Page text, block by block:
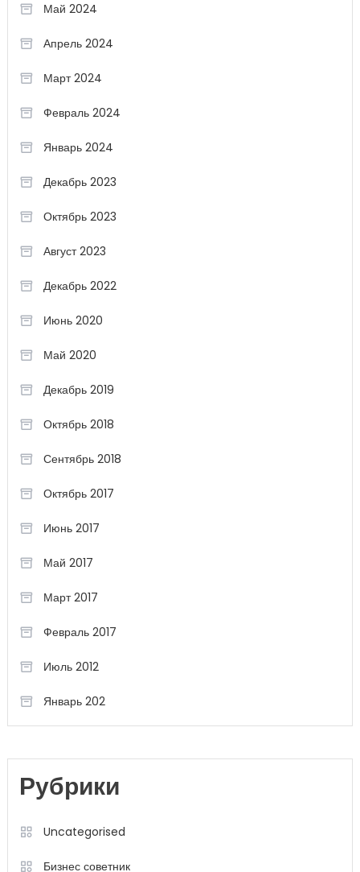
Май 2024
Апрель 2024
Март 2024
Февраль 2024
Январь 2024
Декабрь 2023
Октябрь 2023
Август 2023
Декабрь 2022
Июнь 2020
Май 2020
Декабрь 2019
Октябрь 2018
Сентябрь 2018
Октябрь 2017
Июнь 2017
Май 2017
Март 2017
Февраль 2017
Июль 2012
Январь 202
Рубрики
Uncategorised
Бизнес советник